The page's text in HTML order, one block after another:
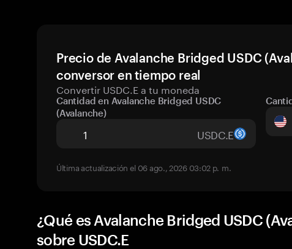
Precio de Avalanche Bridged USDC
conversor en tiempo real
Convertir USDC.E a tu moneda
Cantidad en Avalanche Bridged USDC
(Avalanche)
USDC.E
Última actualización el 06 ago., 2026 03:02 p. m.
¿Qué es Avalanche Bridged USDC
sobre USDC.E